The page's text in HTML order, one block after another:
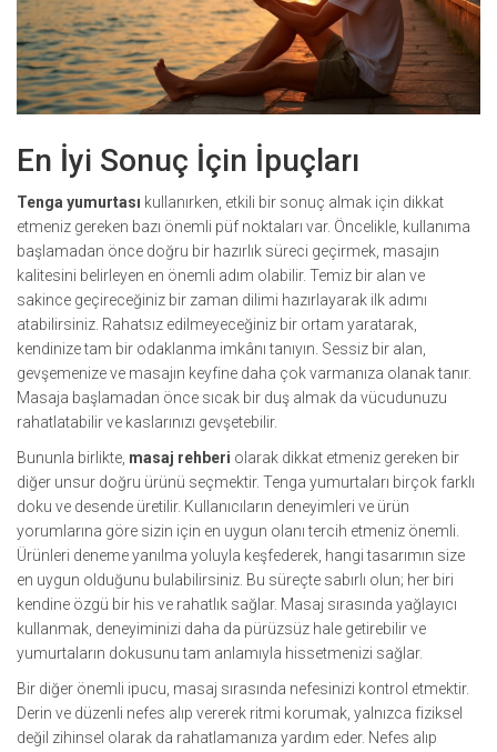
En İyi Sonuç İçin İpuçları
Tenga yumurtası kullanırken, etkili bir sonuç almak için dikkat
etmeniz gereken bazı önemli püf noktaları var. Öncelikle, kullanıma
başlamadan önce doğru bir hazırlık süreci geçirmek, masajın
kalitesini belirleyen en önemli adım olabilir. Temiz bir alan ve
sakince geçireceğiniz bir zaman dilimi hazırlayarak ilk adımı
atabilirsiniz. Rahatsız edilmeyeceğiniz bir ortam yaratarak,
kendinize tam bir odaklanma imkânı tanıyın. Sessiz bir alan,
gevşemenize ve masajın keyfine daha çok varmanıza olanak tanır.
Masaja başlamadan önce sıcak bir duş almak da vücudunuzu
rahatlatabilir ve kaslarınızı gevşetebilir.
Bununla birlikte, masaj rehberi olarak dikkat etmeniz gereken bir
diğer unsur doğru ürünü seçmektir. Tenga yumurtaları birçok farklı
doku ve desende üretilir. Kullanıcıların deneyimleri ve ürün
yorumlarına göre sizin için en uygun olanı tercih etmeniz önemli.
Ürünleri deneme yanılma yoluyla keşfederek, hangi tasarımın size
en uygun olduğunu bulabilirsiniz. Bu süreçte sabırlı olun; her biri
kendine özgü bir his ve rahatlık sağlar. Masaj sırasında yağlayıcı
kullanmak, deneyiminizi daha da pürüzsüz hale getirebilir ve
yumurtaların dokusunu tam anlamıyla hissetmenizi sağlar.
Bir diğer önemli ipucu, masaj sırasında nefesinizi kontrol etmektir.
Derin ve düzenli nefes alıp vererek ritmi korumak, yalnızca fiziksel
değil zihinsel olarak da rahatlamanıza yardım eder. Nefes alıp